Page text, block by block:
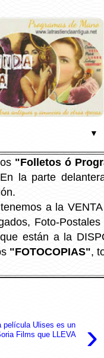
▼
"Folletos ó
la parte
tenemos a la
Foto-
están a la
"FOTOCOPIAS",
›
película Ulises es un
Films que LLEVA